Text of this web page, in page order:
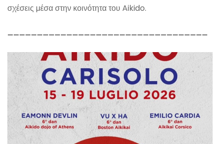
σχέσεις μέσα στην κοινότητα του Aikido.
——————————————————————————————————